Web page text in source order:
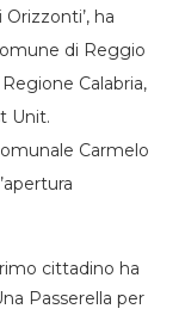
ha
di Reggio
Calabria,
Unit.
Carmelo
cittadino ha
Passerella per